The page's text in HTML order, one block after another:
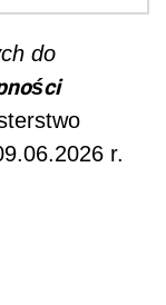
do
r.